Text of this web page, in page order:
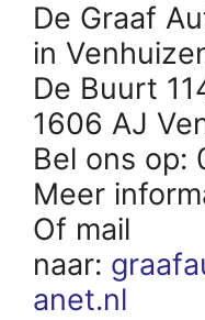
De Graaf
in
De Buurt
1606 AJ
Bel ons op:
Meer
Of mail
naar:
anet.nl